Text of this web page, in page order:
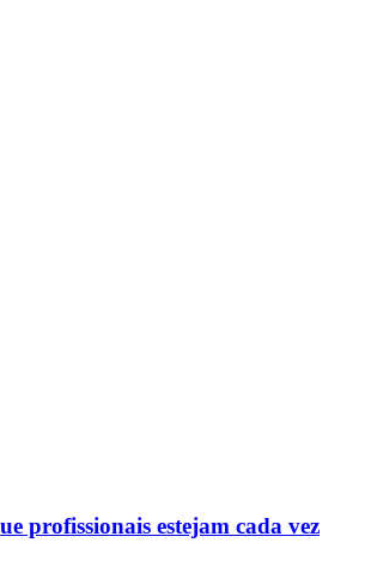
profissionais estejam cada vez